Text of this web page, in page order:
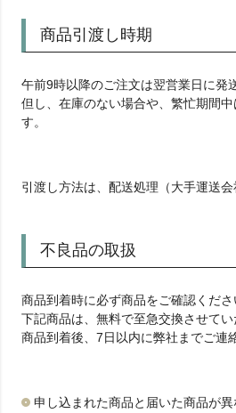
商品引渡し時期
午前9時以降のご注文は翌営業日に発
但し、在庫のない場合や、繁忙期間
す。
引渡し方法は、配送処理（大手運送会
不良品の取扱
商品到着時に必ず商品をご確認くださ
下記商品は、無料で至急交換させてい
商品到着後、7日以内に弊社までご連
申し込まれた商品と届いた商品が